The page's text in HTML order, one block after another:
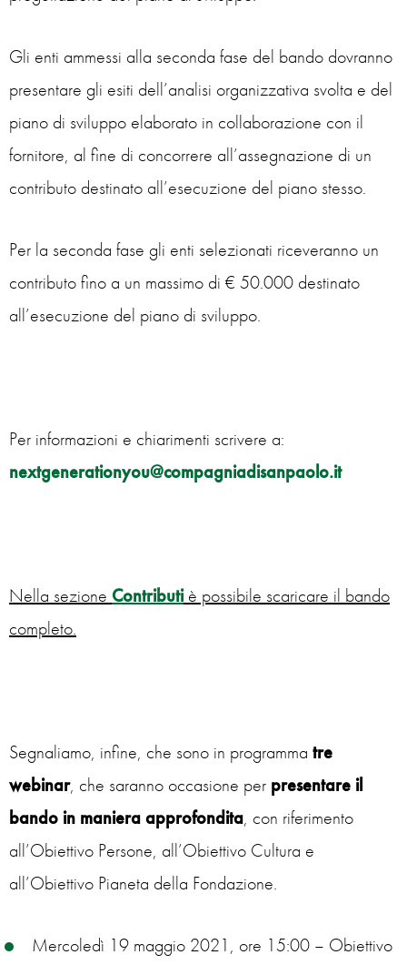
Gli enti ammessi alla seconda fase del bando dovranno
presentare gli esiti dell’analisi organizzativa svolta e del
piano di sviluppo elaborato in collaborazione con il
fornitore, al fine di concorrere all’assegnazione di un
contributo destinato all’esecuzione del piano stesso.
Per la seconda fase gli enti selezionati riceveranno un
contributo fino a un massimo di € 50.000 destinato
all’esecuzione del piano di sviluppo.
Per informazioni e chiarimenti scrivere a:
nextgenerationyou@compagniadisanpaolo.it
Nella sezione Contributiè possibile scaricare il bando
completo.
Segnaliamo, infine, che sono in programma tre
webinar, che saranno occasione per presentare il
bando in maniera approfondita, con riferimento
all’Obiettivo Persone, all’Obiettivo Cultura e
all’Obiettivo Pianeta della Fondazione.
Mercoledì 19 maggio 2021, ore 15:00 – Obiettivo